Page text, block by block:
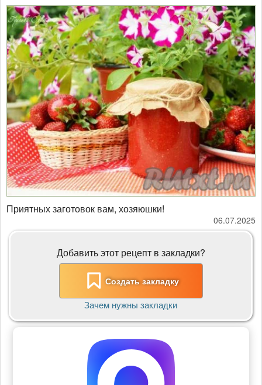
Приятных заготовок вам, хозяюшки!
06.07.2025
Добавить этот рецепт в закладки?
Создать закладку
Зачем нужны закладки